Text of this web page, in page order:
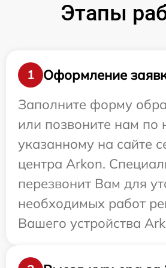
Этапы
1
Оформление
Заполните форму
или позвоните нам по
указанному на сайте
центра Arkon.
перезвонит Вам для
необходимых работ
Вашего устройства